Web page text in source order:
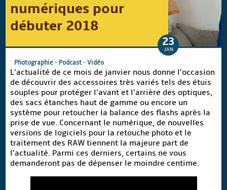
RÉFLEXIONS
REVUES DE PRESSE
COMPARATIF DES HYBRIDES
COMPARATIF DES APPAREILS REFLEX
Suivre Le Bloc Note
numériques pour
débuter 2018
23
JAN
Photographie- Podcast-Vidéo
L’actualité de ce mois de janvier nous donne l’occasion
de découvrir des accessoires très variés tels des étuis
souples pour protéger l’avant et l’arrière des optiques,
des sacs étanches haut de gamme ou encore un
système pour retoucher la balance des flashs après la
prise de vue. Concernant le numérique, de nouvelles
versions de logiciels pour la retouche photo et le
traitement des RAW tiennent la majeure part de
l’actualité. Parmi ces derniers, certains ne vous
demanderont pas de dépenser le moindre centime.